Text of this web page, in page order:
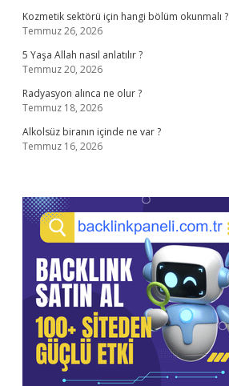
Kozmetik sektörü için hangi bölüm okunmalı ?
Temmuz 26, 2026
5 Yaşa Allah nasıl anlatılır ?
Temmuz 20, 2026
Radyasyon alınca ne olur ?
Temmuz 18, 2026
Alkolsüz biranın içinde ne var ?
Temmuz 16, 2026